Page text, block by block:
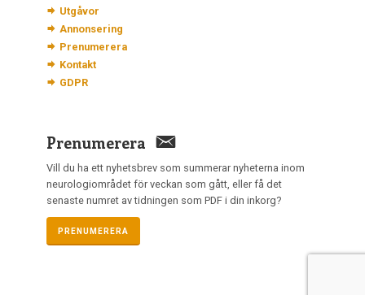
Utgåvor
Annonsering
Prenumerera
Kontakt
GDPR
Prenumerera
Vill du ha ett nyhetsbrev som summerar nyheterna inom
neurologiområdet för veckan som gått, eller få det
senaste numret av tidningen som PDF i din inkorg?
PRENUMERERA